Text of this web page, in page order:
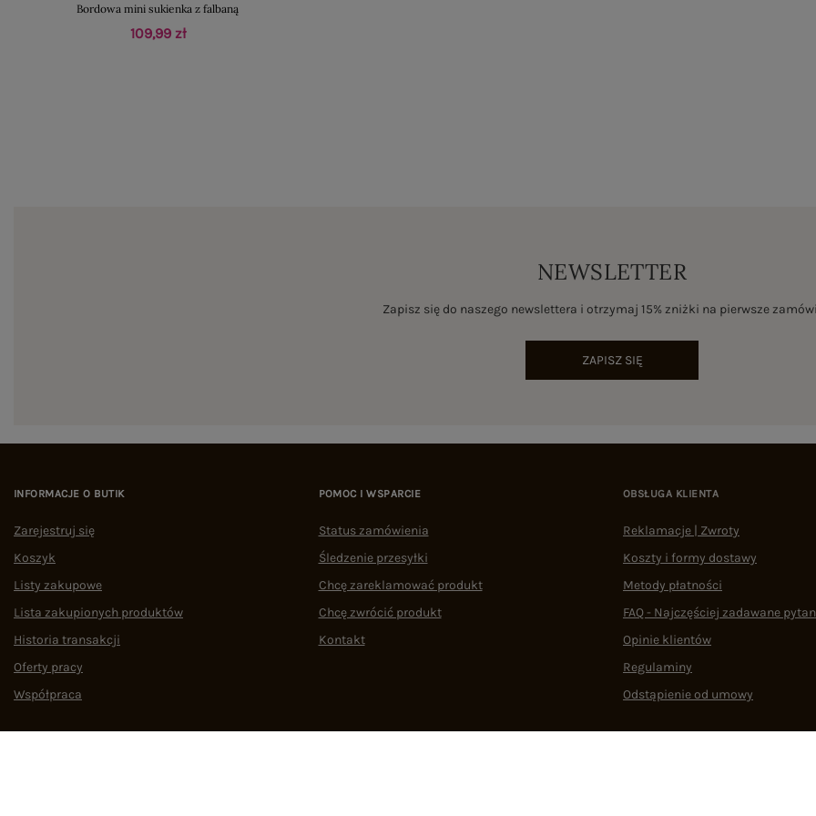
Bordowa mini sukienka z falbaną
109,99 zł
NEWSLETTER
Zapisz się do naszego newslettera i otrzymaj 15% zniżki na pierwsze
ZAPISZ SIĘ
INFORMACJE O BUTIK
Zarejestruj się
Koszyk
Listy zakupowe
Lista zakupionych produktów
Historia transakcji
Oferty pracy
Współpraca
POMOC I WSPARCIE
Status zamówienia
Śledzenie przesyłki
Chcę zareklamować produkt
Chcę zwrócić produkt
Kontakt
OBSŁUGA KLIENTA
Reklamacje | Zwroty
Koszty i formy dostawy
Metody płatności
FAQ - Najczęściej zadawane
Opinie klientów
Regulaminy
Odstąpienie od umowy